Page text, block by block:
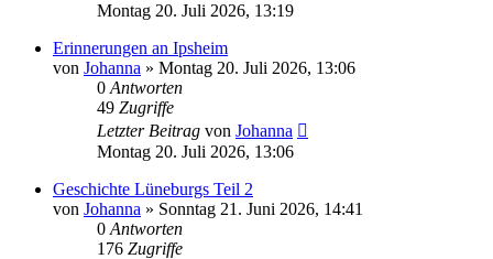
Montag 20. Juli 2026, 13:19
Erinnerungen an Ipsheim
von Johanna » Montag 20. Juli 2026, 13:06
0 Antworten
49 Zugriffe
Letzter Beitrag von Johanna
Montag 20. Juli 2026, 13:06
Geschichte Lüneburgs Teil 2
von Johanna » Sonntag 21. Juni 2026, 14:41
0 Antworten
176 Zugriffe